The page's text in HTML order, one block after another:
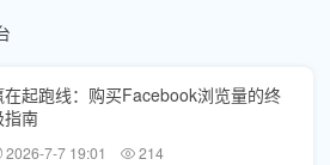
在起跑线：购买Facebook浏览量的终
指南
2026-7-7 19:01 214